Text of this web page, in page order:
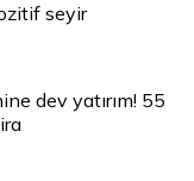
seyir
dev yatırım! 55